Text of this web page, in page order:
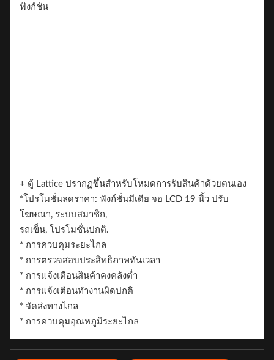
+ ตู้ Lattice ปรากฏขึ้นสำหรับโหมดการรับสินค้าด้วยตนเอง
*โปรโมชั่นลดราคา: ฟังก์ชั่นมีเดีย จอ LCD 19 นิ้ว ปรับ
โฆษณา, ระบบสมาชิก,
รถเข็น, โปรโมชั่นปกติ.
* การควบคุมระยะไกล
* การตรวจสอบประสิทธิภาพทันเวลา
* การแจ้งเตือนสินค้าคงคลังต่ำ
* การแจ้งเตือนทำงานผิดปกติ
* จัดส่งทางไกล
* การควบคุมอุณหภูมิระยะไกล